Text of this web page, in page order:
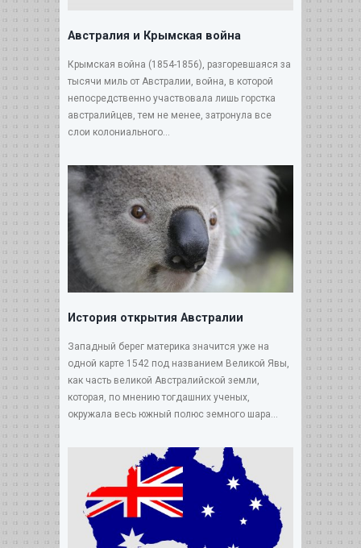
Австралия и Крымская война
Крымская война (1854-1856), разгоревшаяся за
тысячи миль от Австралии, война, в которой
непосредственно участвовала лишь горстка
австралийцев, тем не менее, затронула все
слои колониального...
История открытия Австралии
Западный берег материка значится уже на
одной карте 1542 под названием Великой Явы,
как часть великой Австралийской земли,
которая, по мнению тогдашних ученых,
окружала весь южный полюс земного шара...